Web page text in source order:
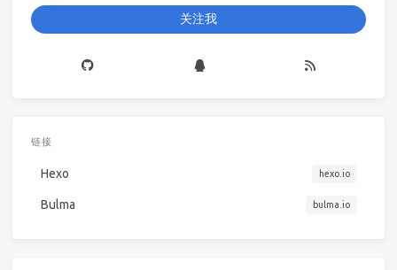
关注我
链接
Hexo hexo.io
Bulma bulma.io